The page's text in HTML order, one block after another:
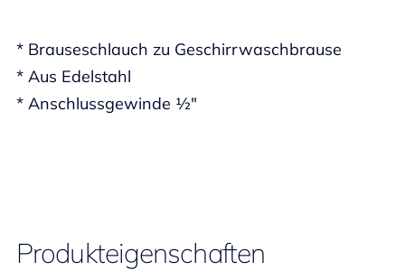
* Brauseschlauch zu Geschirrwaschbrause
* Aus Edelstahl
* Anschlussgewinde ½"
Produkteigenschaften